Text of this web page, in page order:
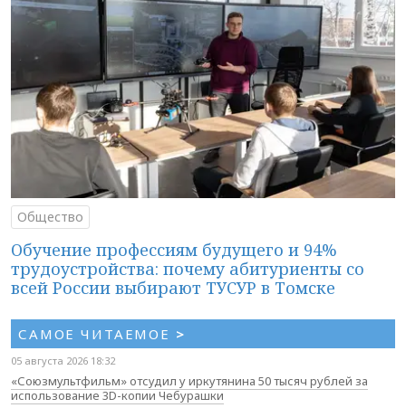
Общество
Обучение профессиям будущего и 94%
трудоустройства: почему абитуриенты со
всей России выбирают ТУСУР в Томске
САМОЕ ЧИТАЕМОЕ >
05 августа 2026 18:32
«Союзмультфильм» отсудил у иркутянина 50 тысяч рублей за
использование 3D-копии Чебурашки